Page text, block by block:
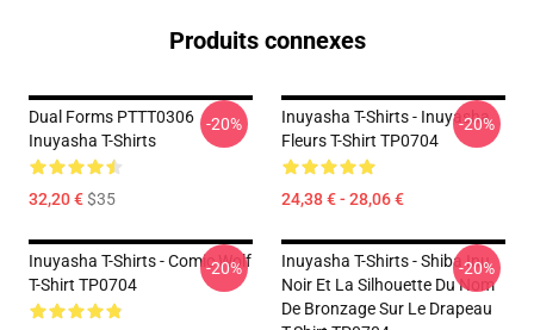
Produits connexes
Dual Forms PTTT0306
Inuyasha T-Shirts
32,20 €$35
-20%
Inuyasha T-Shirts - Inuyasha
Fleurs T-Shirt TP0704
24,38 € - 28,06 €
-20%
Inuyasha T-Shirts - Comic Wolf
T-Shirt TP0704
-20%
Inuyasha T-Shirts - Shiba Inu
Noir Et La Silhouette Du Nom
De Bronzage Sur Le Drapeau
-20%